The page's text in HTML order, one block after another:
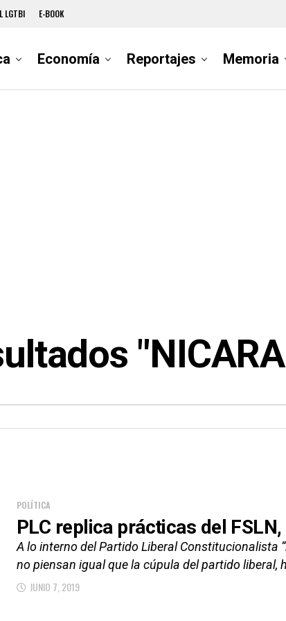
LGTBI E-BOOK
Economía Reportajes Memoria
POLÍTICA
PLC replica prácticas del
A lo interno del Partido Liberal Constitucionalista
no piensan igual que la cúpula del partido liberal,
JUNIO 7, 2019